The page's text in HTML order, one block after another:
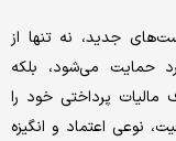
جدید، نه تنها از
حمایت می‌شود، بلکه
پرداختی خود را
نوعی اعتماد و انگیزه